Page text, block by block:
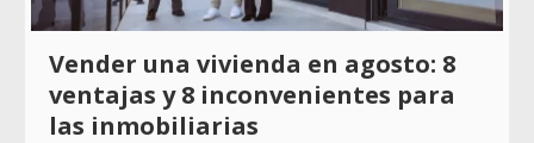
Vender una vivienda en agosto: 8
ventajas y 8 inconvenientes para
las inmobiliarias